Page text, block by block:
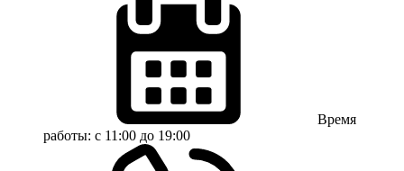
Время
работы: с 11:00 до 19:00